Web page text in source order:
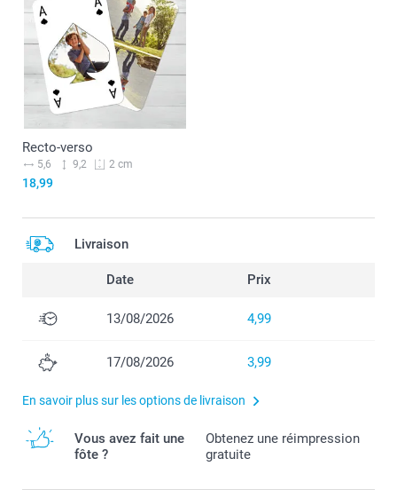
Recto-verso
5,6 9,2 2 cm
18,99
Livraison
Date Prix
13/08/2026 4,99
17/08/2026 3,99
En savoir plus sur les options de livraison
Vous avez fait une
fôte ?
Obtenez une réimpression
gratuite